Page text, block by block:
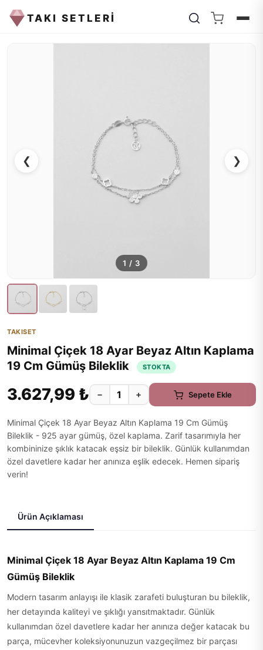
TAKI SETLERİ
❮ ❯
1 / 3
TAKISET
Minimal Çiçek 18 Ayar Beyaz Altın Kaplama
19 Cm Gümüş Bileklik
STOKTA
3.627,99 ₺ − + Sepete Ekle
Minimal Çiçek 18 Ayar Beyaz Altın Kaplama 19 Cm Gümüş
Bileklik - 925 ayar gümüş, özel kaplama. Zarif tasarımıyla her
kombininize şıklık katacak eşsiz bir bileklik. Günlük kullanımdan
özel davetlere kadar her anınıza eşlik edecek. Hemen sipariş
verin!
Ürün Açıklaması
Minimal Çiçek 18 Ayar Beyaz Altın Kaplama 19 Cm
Gümüş Bileklik
Modern tasarım anlayışı ile klasik zarafeti buluşturan bu bileklik,
her detayında kaliteyi ve şıklığı yansıtmaktadır. Günlük
kullanımdan özel davetlere kadar her anınıza değer katacak bu
parça, mücevher koleksiyonunuzun vazgeçilmez bir parçası